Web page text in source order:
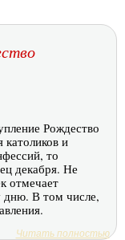
Рождество
и
то
декабря. Не
отмечает
дню. В том числе,
Читать полностью